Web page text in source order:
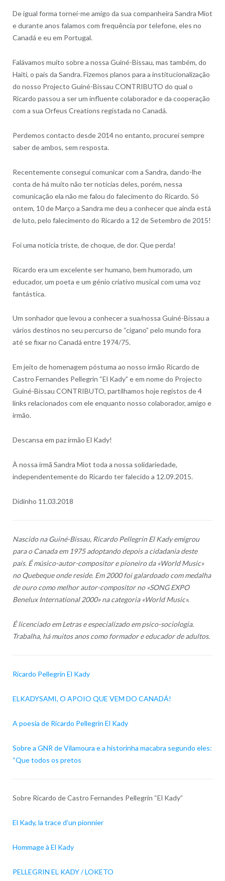
De igual forma tornei-me amigo da sua companheira Sandra Miot
e durante anos falamos com frequência por telefone, eles no
Canadá e eu em Portugal.
Falávamos muito sobre a nossa Guiné-Bissau, mas também, do
Haiti, o país da Sandra. Fizemos planos para a institucionalização
do nosso Projecto Guiné-Bissau CONTRIBUTO do qual o
Ricardo passou a ser um influente colaborador e da cooperação
com a sua Orfeus Creations registada no Canadá.
Perdemos contacto desde 2014 no entanto, procurei sempre
saber de ambos, sem resposta.
Recentemente consegui comunicar com a Sandra, dando-lhe
conta de há muito não ter notícias deles, porém, nessa
comunicação ela não me falou do falecimento do Ricardo. Só
ontem, 10 de Março a Sandra me deu a conhecer que ainda está
de luto, pelo falecimento do Ricardo a 12 de Setembro de 2015!
Foi uma notícia triste, de choque, de dor. Que perda!
Ricardo era um excelente ser humano, bem humorado, um
educador, um poeta e um génio criativo musical com uma voz
fantástica.
Um sonhador que levou a conhecer a sua/nossa Guiné-Bissau a
vários destinos no seu percurso de “cigano” pelo mundo fora
até se fixar no Canadá entre 1974/75.
Em jeito de homenagem póstuma ao nosso irmão Ricardo de
Castro Fernandes Pellegrin “El Kady” e em nome do Projecto
Guiné-Bissau CONTRIBUTO, partilhamos hoje registos de 4
links relacionados com ele enquanto nosso colaborador, amigo e
irmão.
Descansa em paz irmão El Kady!
À nossa irmã Sandra Miot toda a nossa solidariedade,
independentemente do Ricardo ter falecido a 12.09.2015.
Didinho 11.03.2018
Nascido na Guiné-Bissau, Ricardo Pellegrin El Kady emigrou
para o Canada em 1975 adoptando depois a cidadania deste
país. É músico-autor-compositor e pioneiro da «World Music»
no Quebeque onde reside. Em 2000 foi galardoado com medalha
de ouro como melhor autor-compositor no «SONG EXPO
Benelux International 2000» na categoria «World Music».
É licenciado em Letras e especializado em psico-sociologia.
Trabalha, há muitos anos como formador e educador de adultos.
Ricardo Pellegrin El Kady
ELKADYSAMI, O APOIO QUE VEM DO CANADÁ!
A poesia de Ricardo Pellegrin El Kady
Sobre a GNR de Vilamoura e a historinha macabra segundo eles:
“Que todos os pretos
Sobre Ricardo de Castro Fernandes Pellegrin “El Kady”
El Kady, la trace d’un pionnier
Hommage à El Kady
PELLEGRIN EL KADY / LOKETO